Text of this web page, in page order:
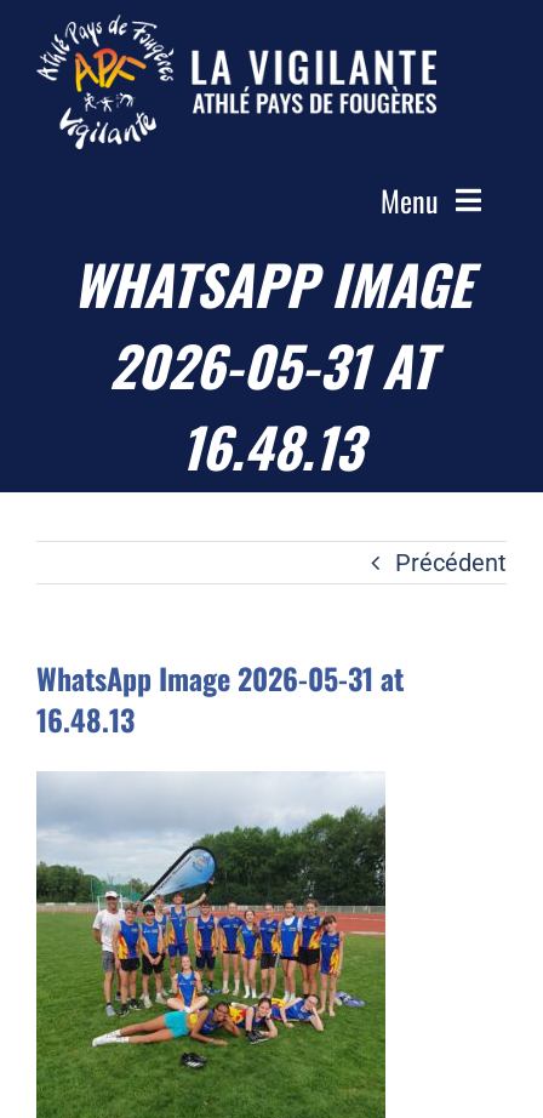
Passer
contenu
Menu
Accueil
Le Club
Actualités
Compétitions
WHATSAPP IMAGE
2026-05-31 AT
16.48.13
Précédent
WhatsApp Image 2026-05-31 at
16.48.13